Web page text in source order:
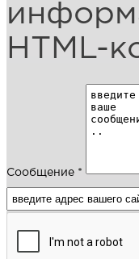
HTML-
Сообщение *